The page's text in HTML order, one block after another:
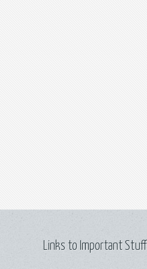
Links to Important Stuff